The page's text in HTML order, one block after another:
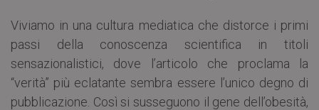
Viviamo in una cultura mediatica che distorce i primi
passi della conoscenza scientifica in titoli
sensazionalistici, dove l’articolo che proclama la
“verità” più eclatante sembra essere l’unico degno di
pubblicazione. Così si susseguono il gene dell’obesità,